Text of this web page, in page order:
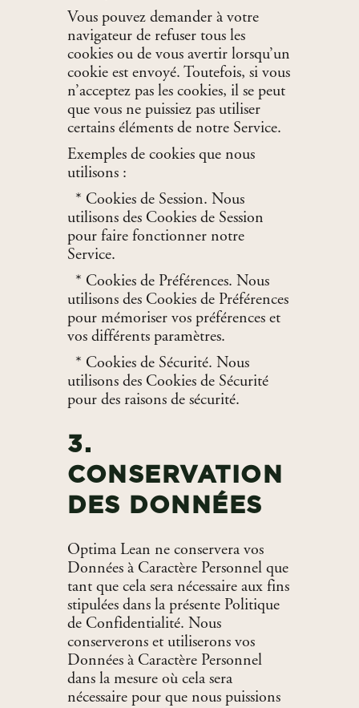
Vous pouvez demander à votre
navigateur de refuser tous les
cookies ou de vous avertir lorsqu’un
cookie est envoyé. Toutefois, si vous
n’acceptez pas les cookies, il se peut
que vous ne puissiez pas utiliser
certains éléments de notre Service.
Exemples de cookies que nous
utilisons :
* Cookies de Session. Nous
utilisons des Cookies de Session
pour faire fonctionner notre
Service.
* Cookies de Préférences. Nous
utilisons des Cookies de Préférences
pour mémoriser vos préférences et
vos différents paramètres.
* Cookies de Sécurité. Nous
utilisons des Cookies de Sécurité
pour des raisons de sécurité.
3.
CONSERVATION
DES DONNÉES
Optima Lean ne conservera vos
Données à Caractère Personnel que
tant que cela sera nécessaire aux fins
stipulées dans la présente Politique
de Confidentialité. Nous
conserverons et utiliserons vos
Données à Caractère Personnel
dans la mesure où cela sera
nécessaire pour que nous puissions